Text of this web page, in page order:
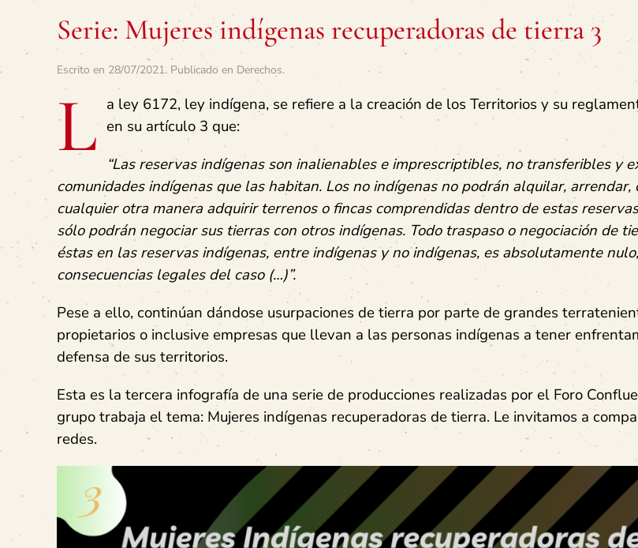
Serie: Mujeres indígenas recuperadoras de tierra 3
Escrito en 28/07/2021. Publicado en Derechos.
L a ley 6172, ley indígena, se refiere a la creación de los Territorios y su
en su artículo 3 que:
“Las reservas indígenas son inalienables e imprescriptibles, no transferibles y
comunidades indígenas que las habitan. Los no indígenas no podrán alquilar, arrendar,
cualquier otra manera adquirir terrenos o fincas comprendidas dentro de estas
sólo podrán negociar sus tierras con otros indígenas. Todo traspaso o negociación de
éstas en las reservas indígenas, entre indígenas y no indígenas, es absolutamente
consecuencias legales del caso (…)”.
Pese a ello, continúan dándose usurpaciones de tierra por parte degrandes
propietarios o inclusive empresas que llevan a las personas indígenas a tener
defensa de sus territorios.
Esta es la tercera infografía de una serie de producciones realizadas por el Foro
grupo trabaja el tema: Mujeres indígenas recuperadoras de tierra. Le invitamos a
redes.